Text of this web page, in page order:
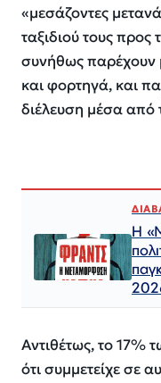
«μεσάζοντες
ταξιδιού τους προς
συνήθως παρέχουν
και φορτηγά, και
διέλευση μέσα από
Η
Αντιθέτως, το 17%
ότι συμμετείχε σε